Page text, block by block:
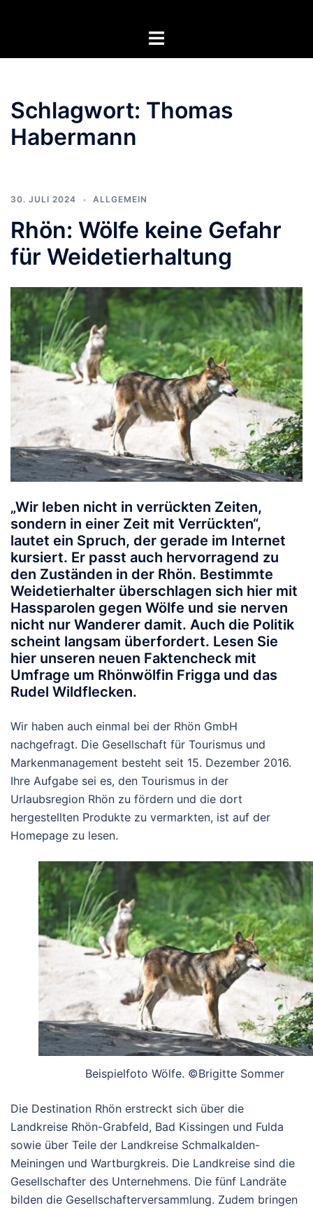
Menü
Schlagwort: Thomas
Habermann
30. JULI 2024 ALLGEMEIN
Rhön: Wölfe keine Gefahr
für Weidetierhaltung
„Wir leben nicht in verrückten Zeiten,
sondern in einer Zeit mit Verrückten“,
lautet ein Spruch, der gerade im Internet
kursiert. Er passt auch hervorragend zu
den Zuständen in der Rhön. Bestimmte
Weidetierhalter überschlagen sich hier mit
Hassparolen gegen Wölfe und sie nerven
nicht nur Wanderer damit. Auch die Politik
scheint langsam überfordert. Lesen Sie
hier unseren neuen Faktencheck mit
Umfrage um Rhönwölfin Frigga und das
Rudel Wildflecken.
Wir haben auch einmal bei der Rhön GmbH
nachgefragt. Die Gesellschaft für Tourismus und
Markenmanagement besteht seit 15. Dezember 2016.
Ihre Aufgabe sei es, den Tourismus in der
Urlaubsregion Rhön zu fördern und die dort
hergestellten Produkte zu vermarkten, ist auf der
Homepage zu lesen.
Beispielfoto Wölfe. ©Brigitte Sommer
Die Destination Rhön erstreckt sich über die
Landkreise Rhön-Grabfeld, Bad Kissingen und Fulda
sowie über Teile der Landkreise Schmalkalden-
Meiningen und Wartburgkreis. Die Landkreise sind die
Gesellschafter des Unternehmens. Die fünf Landräte
bilden die Gesellschafterversammlung. Zudem bringen